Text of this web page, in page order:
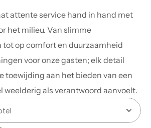
attente service hand in hand met
het milieu. Van slimme
op comfort en duurzaamheid
voor onze gasten; elk detail
toewijding aan het bieden van een
weelderig als verantwoord aanvoelt.